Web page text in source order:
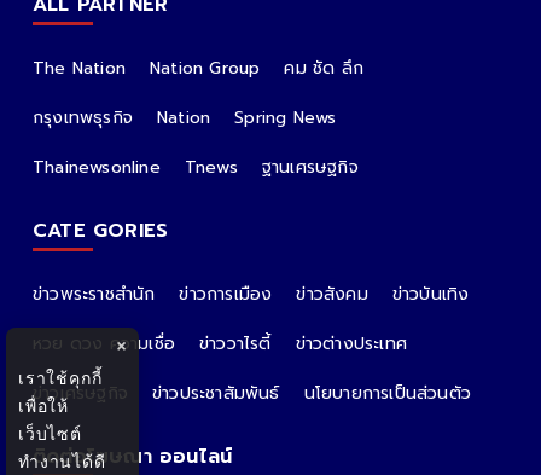
The Nation Nation Group
คม ชัด ลึก
กรุงเทพธุรกิจ
Nation
Spring News
Thainewsonline
Tnews ฐานเศรษฐกิจ
CATE GORIES
ข่าวพระราชสำนัก ข่าวการเมือง ข่าวสังคม
ข่าวบันเทิง
หวย ดวง ความเชื่อ
ข่าววาไรตี้
ข่าวต่างประเทศ
ข่าวเศรษฐกิจ
ข่าวประชาสัมพันธ์ นโยบายการเป็นส่วนตัว
ติดต่อโฆษณา ออนไลน์
×
เราใช้คุกกี้
เพื่อให้
เว็บไซต์
ทำงานได้ดี